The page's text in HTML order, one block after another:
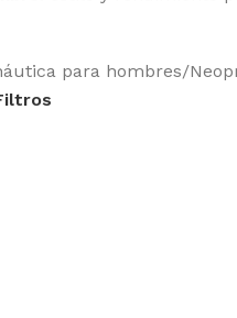
para hombres/